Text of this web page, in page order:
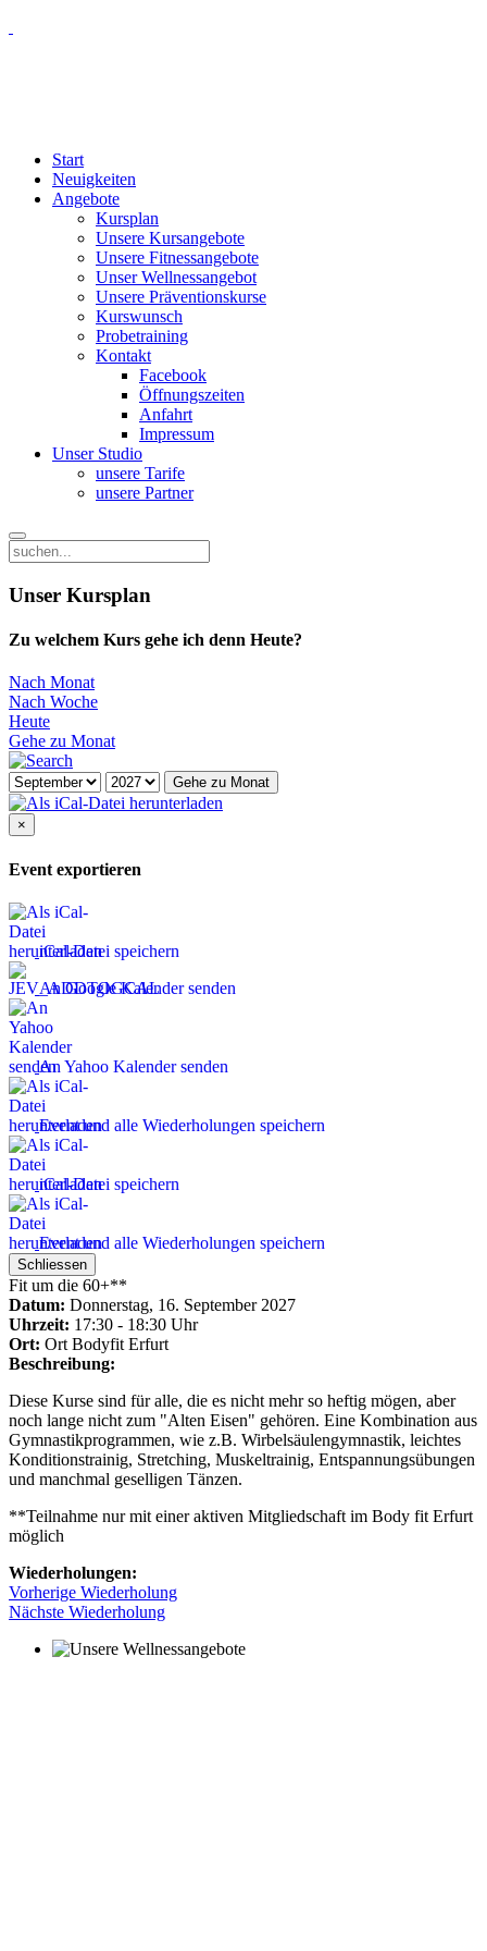
Start
Neuigkeiten
Angebote
Kursplan
Unsere Kursangebote
Unsere Fitnessangebote
Unser Wellnessangebot
Unsere Präventionskurse
Kurswunsch
Probetraining
Kontakt
Facebook
Öffnungszeiten
Anfahrt
Impressum
Unser Studio
unsere Tarife
unsere Partner
Unser Kursplan
Zu welchem Kurs gehe ich denn Heute?
Nach Monat
Nach Woche
Heute
Gehe zu Monat
Gehe zu Monat
×
Event exportieren
iCal-Datei speichern
An Google Kalender senden
An Yahoo Kalender senden
Event und alle Wiederholungen speichern
iCal-Datei speichern
Event und alle Wiederholungen speichern
Schliessen
Fit um die 60+**
Datum: Donnerstag, 16. September 2027
Uhrzeit: 17:30 - 18:30 Uhr
Ort: Ort Bodyfit Erfurt
Beschreibung:
Diese Kurse sind für alle, die es nicht mehr so heftig mögen, aber
noch lange nicht zum "Alten Eisen" gehören. Eine Kombination aus
Gymnastikprogrammen, wie z.B. Wirbelsäulengymnastik, leichtes
Konditionstrainig, Stretching, Muskeltrainig, Entspannungsübungen
und manchmal geselligen Tänzen.
**Teilnahme nur mit einer aktiven Mitgliedschaft im Body fit Erfurt
möglich
Wiederholungen:
Vorherige Wiederholung
Nächste Wiederholung